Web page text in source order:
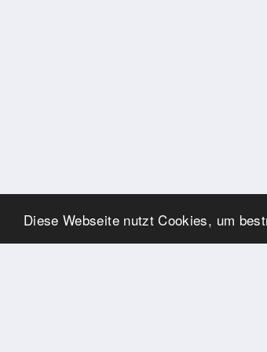
Diese Webseite nutzt Cookies, um